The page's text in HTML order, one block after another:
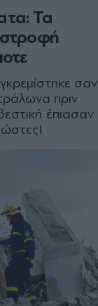
Τα
σαν
πριν
έπιασαν